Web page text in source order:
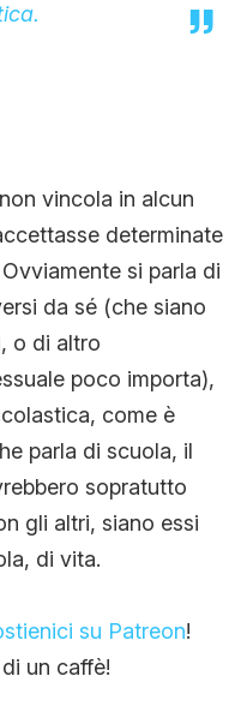
vincola in alcun
determinate
si parla di
da sé (che siano
o di altro
poco importa),
come è
parla di scuola, il
sopratutto
gli altri, siano essi
di vita.
su Patreon!
un caffè!